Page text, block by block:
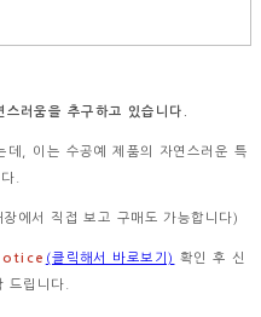
러움을 추구하고 있습니다.
데, 이는 수공예 제품의 자연스러운 특
.
에서 직접 보고 구매도 가능합니다)
(클릭해서 바로보기)
확인 후 신
드립니다.